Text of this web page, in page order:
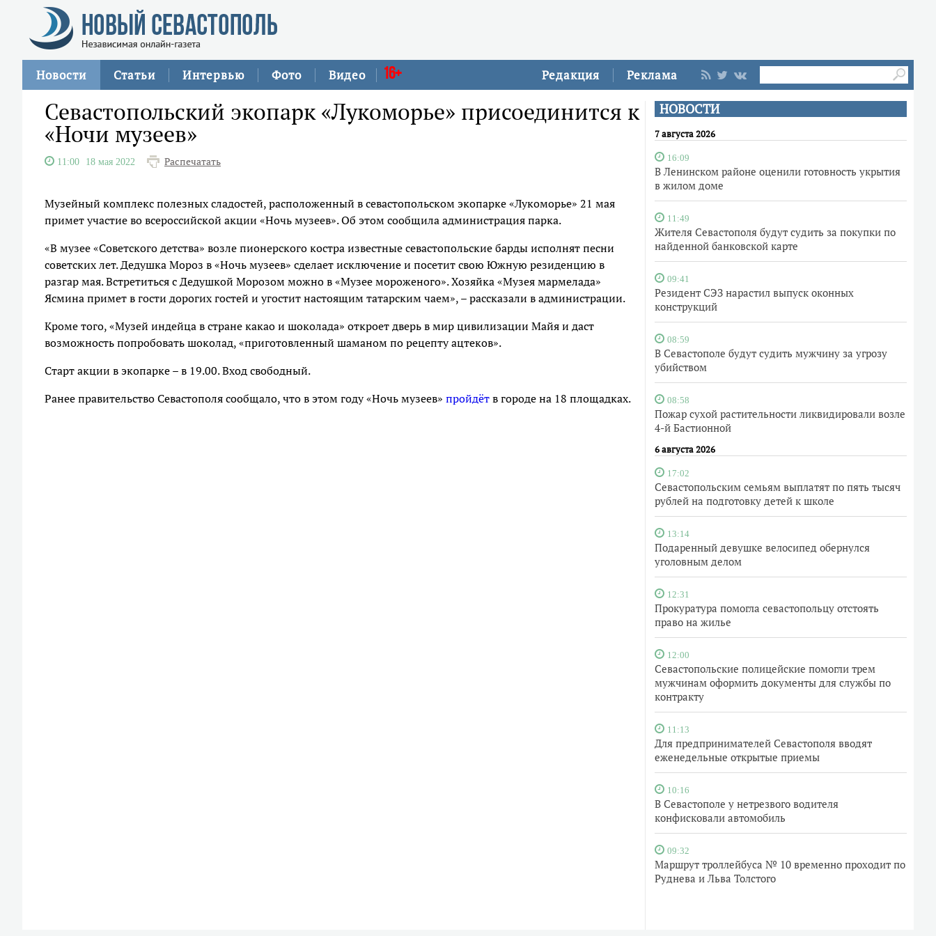
Редакция Реклама
Новости Статьи Интервью Фото Видео 16+
НОВОСТИ
7 августа 2026
16:09
В Ленинском районе оценили готовность укрытия
в жилом доме
11:49
Жителя Севастополя будут судить за покупки по
найденной банковской карте
09:41
Резидент СЭЗ нарастил выпуск оконных
конструкций
08:59
В Севастополе будут судить мужчину за угрозу
убийством
08:58
Пожар сухой растительности ликвидировали возле
4-й Бастионной
6 августа 2026
17:02
Севастопольским семьям выплатят по пять тысяч
рублей на подготовку детей к школе
13:14
Подаренный девушке велосипед обернулся
уголовным делом
12:31
Прокуратура помогла севастопольцу отстоять
право на жилье
12:00
Севастопольские полицейские помогли трем
мужчинам оформить документы для службы по
контракту
11:13
Для предпринимателей Севастополя вводят
еженедельные открытые приемы
10:16
В Севастополе у нетрезвого водителя
конфисковали автомобиль
09:32
Маршрут троллейбуса № 10 временно проходит по
Руднева и Льва Толстого
Севастопольский экопарк «Лукоморье» присоединится к
«Ночи музеев»
11:00 18 мая 2022 Распечатать
Музейный комплекс полезных сладостей, расположенный в севастопольском экопарке «Лукоморье» 21 мая
примет участие во всероссийской акции «Ночь музеев». Об этом сообщила администрация парка.
«В музее «Советского детства» возле пионерского костра известные севастопольские барды исполнят песни
советских лет. Дедушка Мороз в «Ночь музеев» сделает исключение и посетит свою Южную резиденцию в
разгар мая. Встретиться с Дедушкой Морозом можно в «Музее мороженого». Хозяйка «Музея мармелада»
Ясмина примет в гости дорогих гостей и угостит настоящим татарским чаем», – рассказали в администрации.
Кроме того, «Музей индейца в стране какао и шоколада» откроет дверь в мир цивилизации Майя и даст
возможность попробовать шоколад, «приготовленный шаманом по рецепту ацтеков».
Старт акции в экопарке – в 19.00. Вход свободный.
Ранее правительство Севастополя сообщало, что в этом году «Ночь музеев» пройдётв городе на 18 площадках.